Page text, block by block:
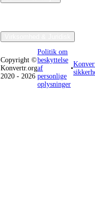
Copyright ©
Konvertr.org
2020 - 2026
Politik om
beskyttelse
af
personlige
oplysninger
•